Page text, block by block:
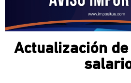
Actualización